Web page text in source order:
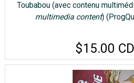
Toubabou (avec contenu
multimedia content)
$15.00